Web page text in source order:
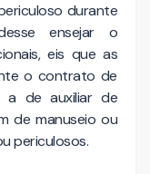
durante
ensejar o
eis que as
o contrato de
a de auxiliar de
de manuseio ou
periculosos.